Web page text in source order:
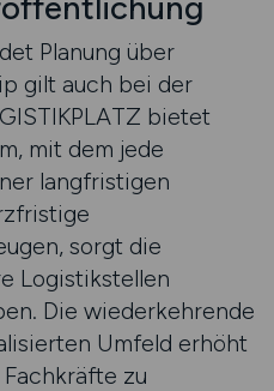
Planung über
gilt auch bei der
bietet
mit dem jede
langfristigen
sorgt die
Logistikstellen
Die wiederkehrende
Umfeld erhöht
zu